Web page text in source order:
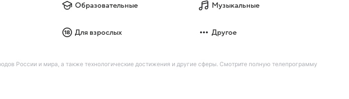
Образовательные Музыкальные
Для взрослых Другое
России и мира, а также технологические достижения и другие сферы. Смотрите полную телепрограмму